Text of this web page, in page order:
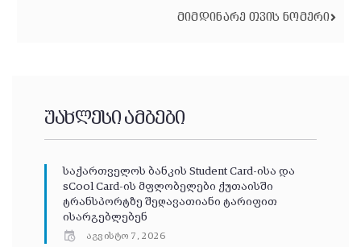
ᲛᲘᲛᲓᲘᲜᲐᲠᲔ ᲗᲕᲘᲡ ᲜᲝᲛᲔᲠᲘ
უახლესი ამბები
საქართველოს ბანკის Student Card-ისა და
sCool Card-ის მფლობელები ქუთაისში
ტრანსპორტზე შეღავათიანი ტარიფით
ისარგებლებენ
აგვისტო 7, 2026